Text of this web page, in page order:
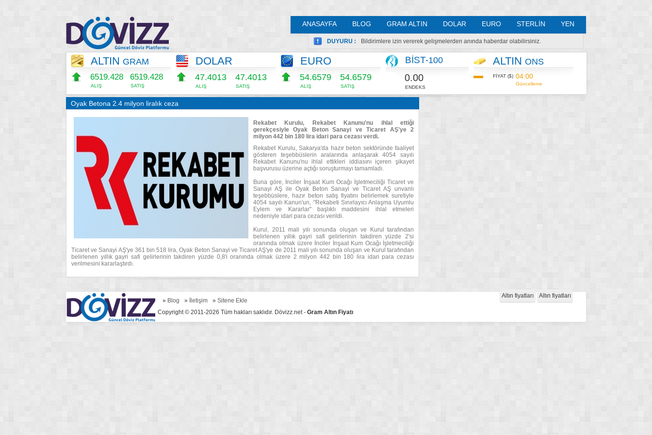
ANASAYFA BLOG GRAM ALTIN DOLAR EURO STERLİN YEN
DUYURU : Bildirimlere izin vererek gelişmelerden anında haberdar olabilirsiniz.
ALTIN GRAM
6519.428
ALIŞ
6519.428
SATIŞ
DOLAR
47.4013
ALIŞ
47.4013
SATIŞ
EURO
54.6575
ALIŞ
54.6575
SATIŞ
BİST-100
0.00
ENDEKS
ALTIN ONS
FİYAT ($) 04:00
Güncelleme
Oyak Betona 2.4 milyon liralık ceza
Rekabet Kurulu, Rekabet Kanunu'nu ihlal ettiği
gerekçesiyle Oyak Beton Sanayi ve Ticaret AŞ'ye 2
milyon 442 bin 180 lira idari para cezası verdi.
Rekabet Kurulu, Sakarya'da hazır beton sektöründe faaliyet
gösteren teşebbüslerin aralarında anlaşarak 4054 sayılı
Rekabet Kanunu'nu ihlal ettikleri iddiasını içeren şikayet
başvurusu üzerine açtığı soruşturmayı tamamladı.
Buna göre, İnciler İnşaat Kum Ocağı İşletmeciliği Ticaret ve
Sanayi AŞ ile Oyak Beton Sanayi ve Ticaret AŞ unvanlı
teşebbüslere, hazır beton satış fiyatını belirlemek suretiyle
4054 sayılı Kanun'un, "Rekabeti Sınırlayıcı Anlaşma Uyumlu
Eylem ve Kararlar" başlıklı maddesini ihlal etmeleri
nedeniyle idari para cezası verildi.
Kurul, 2011 mali yılı sonunda oluşan ve Kurul tarafından
belirlenen yıllık gayri safi gelirlerinin takdiren yüzde 2'si
oranında olmak üzere İnciler İnşaat Kum Ocağı İşletmeciliği
Ticaret ve Sanayi AŞ'ye 361 bin 518 lira, Oyak Beton Sanayi ve Ticaret AŞ'ye de 2011 mali yılı sonunda oluşan ve Kurul tarafından
belirlenen yıllık gayri safi gelirlerinin takdiren yüzde 0,8'i oranında olmak üzere 2 milyon 442 bin 180 lira idari para cezası
verilmesini kararlaştırdı.
Altın fiyatları Altın fiyatları
» Blog » İletişim » Sitene Ekle
Copyright © 2011-2026 Tüm hakları saklıdır. Dövizz.net - Gram Altın Fiyatı